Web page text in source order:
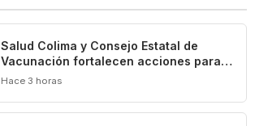
Salud Colima y Consejo Estatal de
Vacunación fortalecen acciones para
prevenir la tuberculosis
Hace 3 horas